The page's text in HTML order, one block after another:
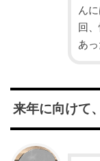
ん
回
あっ
来年に向けて